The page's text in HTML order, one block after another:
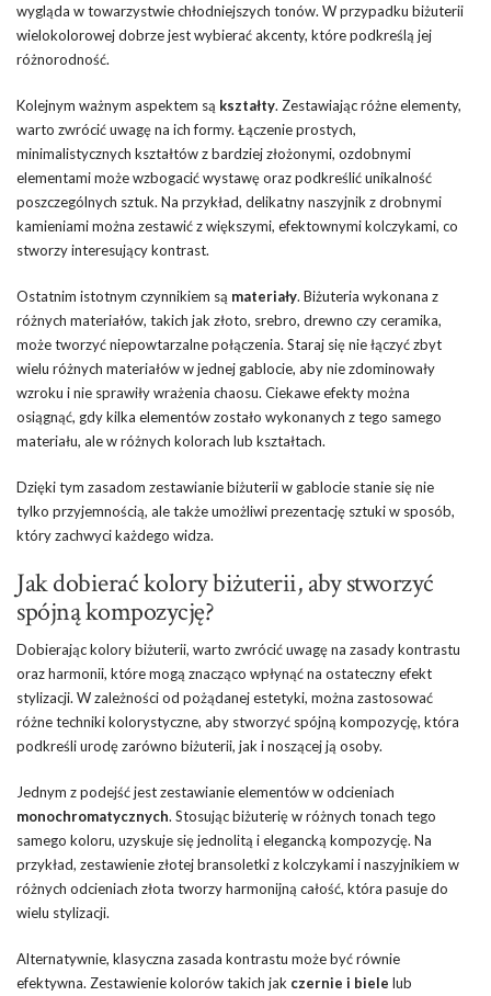
wygląda w towarzystwie chłodniejszych tonów. W przypadku biżuterii
wielokolorowej dobrze jest wybierać akcenty, które podkreślą jej
różnorodność.
Kolejnym ważnym aspektem są kształty. Zestawiając różne elementy,
warto zwrócić uwagę na ich formy. Łączenie prostych,
minimalistycznych kształtów z bardziej złożonymi, ozdobnymi
elementami może wzbogacić wystawę oraz podkreślić unikalność
poszczególnych sztuk. Na przykład, delikatny naszyjnik z drobnymi
kamieniami można zestawić z większymi, efektownymi kolczykami, co
stworzy interesujący kontrast.
Ostatnim istotnym czynnikiem są materiały. Biżuteria wykonana z
różnych materiałów, takich jak złoto, srebro, drewno czy ceramika,
może tworzyć niepowtarzalne połączenia. Staraj się nie łączyć zbyt
wielu różnych materiałów w jednej gablocie, aby nie zdominowały
wzroku i nie sprawiły wrażenia chaosu. Ciekawe efekty można
osiągnąć, gdy kilka elementów zostało wykonanych z tego samego
materiału, ale w różnych kolorach lub kształtach.
Dzięki tym zasadom zestawianie biżuterii w gablocie stanie się nie
tylko przyjemnością, ale także umożliwi prezentację sztuki w sposób,
który zachwyci każdego widza.
Jak dobierać kolory biżuterii, aby stworzyć
spójną kompozycję?
Dobierając kolory biżuterii, warto zwrócić uwagę na zasady kontrastu
oraz harmonii, które mogą znacząco wpłynąć na ostateczny efekt
stylizacji. W zależności od pożądanej estetyki, można zastosować
różne techniki kolorystyczne, aby stworzyć spójną kompozycję, która
podkreśli urodę zarówno biżuterii, jak i noszącej ją osoby.
Jednym z podejść jest zestawianie elementów w odcieniach
monochromatycznych. Stosując biżuterię w różnych tonach tego
samego koloru, uzyskuje się jednolitą i elegancką kompozycję. Na
przykład, zestawienie złotej bransoletki z kolczykami i naszyjnikiem w
różnych odcieniach złota tworzy harmonijną całość, która pasuje do
wielu stylizacji.
Alternatywnie, klasyczna zasada kontrastu może być równie
efektywna. Zestawienie kolorów takich jak czernie i biele lub